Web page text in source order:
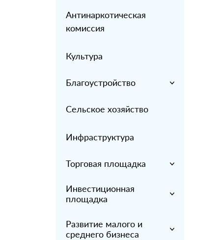
Антинаркотическая
комиссия
Культура
Благоустройство
Сельское хозяйство
Инфраструктура
Торговая площадка
Инвестиционная
площадка
Развитие малого и
среднего бизнеса